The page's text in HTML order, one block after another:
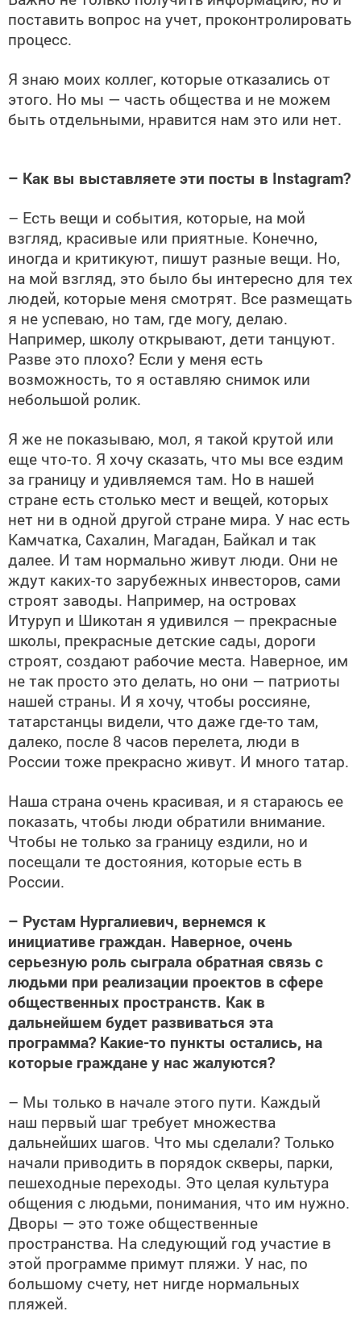
поставить вопрос на учет, проконтролировать
процесс.
Я знаю моих коллег, которые отказались от
этого. Но мы — часть общества и не можем
быть отдельными, нравится нам это или нет.
– Как вы выставляете эти посты в Instagram?
– Есть вещи и события, которые, на мой
взгляд, красивые или приятные. Конечно,
иногда и критикуют, пишут разные вещи. Но,
на мой взгляд, это было бы интересно для тех
людей, которые меня смотрят. Все размещать
я не успеваю, но там, где могу, делаю.
Например, школу открывают, дети танцуют.
Разве это плохо? Если у меня есть
возможность, то я оставляю снимок или
небольшой ролик.
Я же не показываю, мол, я такой крутой или
еще что-то. Я хочу сказать, что мы все ездим
за границу и удивляемся там. Но в нашей
стране есть столько мест и вещей, которых
нет ни в одной другой стране мира. У нас есть
Камчатка, Сахалин, Магадан, Байкал и так
далее. И там нормально живут люди. Они не
ждут каких-то зарубежных инвесторов, сами
строят заводы. Например, на островах
Итуруп и Шикотан я удивился — прекрасные
школы, прекрасные детские сады, дороги
строят, создают рабочие места. Наверное, им
не так просто это делать, но они — патриоты
нашей страны. И я хочу, чтобы россияне,
татарстанцы видели, что даже где-то там,
далеко, после 8 часов перелета, люди в
России тоже прекрасно живут. И много татар.
Наша страна очень красивая, и я стараюсь ее
показать, чтобы люди обратили внимание.
Чтобы не только за границу ездили, но и
посещали те достояния, которые есть в
России.
– Рустам Нургалиевич, вернемся к
инициативе граждан. Наверное, очень
серьезную роль сыграла обратная связь с
людьми при реализации проектов в сфере
общественных пространств. Как в
дальнейшем будет развиваться эта
программа? Какие-то пункты остались, на
которые граждане у нас жалуются?
– Мы только в начале этого пути. Каждый
наш первый шаг требует множества
дальнейших шагов. Что мы сделали? Только
начали приводить в порядок скверы, парки,
пешеходные переходы. Это целая культура
общения с людьми, понимания, что им нужно.
Дворы — это тоже общественные
пространства. На следующий год участие в
этой программе примут пляжи. У нас, по
большому счету, нет нигде нормальных
пляжей.